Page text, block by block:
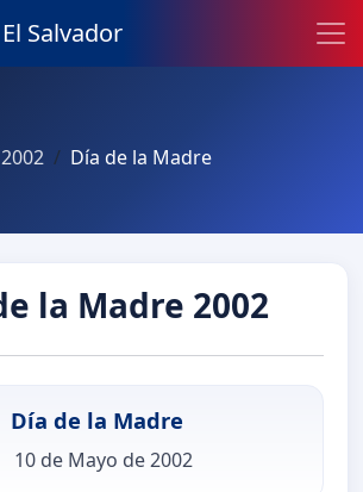
Salvador
Día de la Madre
la Madre 2002
Día de la Madre
10 de Mayo de 2002